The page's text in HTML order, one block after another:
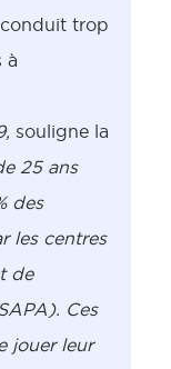
trop
à
souligne la
25 ans
des
les centres
de
Ces
jouer leur